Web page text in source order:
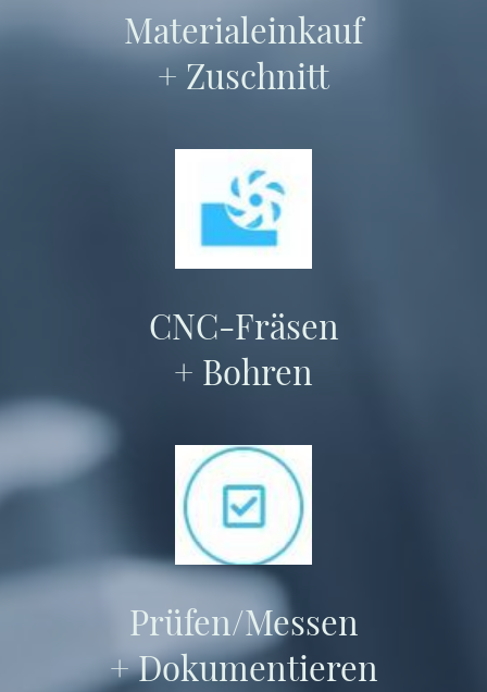
Materialeinkauf
+ Zuschnitt
CNC-Fräsen
+ Bohren
Prüfen/Messen
+ Dokumentieren